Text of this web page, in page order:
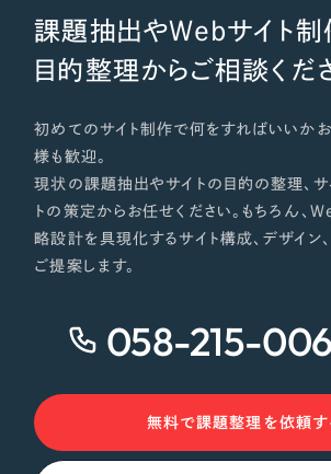
課題抽出やWebサイト制
目的整理からご相談くだ
初めてのサイト制作で何をすればいいか
様も歓迎。
現状の課題抽出やサイトの目的の整理、サ
トの策定からお任せください。もちろん、
略設計を具現化するサイト構成、デザイン
ご提案します。
058-215-
無料で課題整理を依頼す